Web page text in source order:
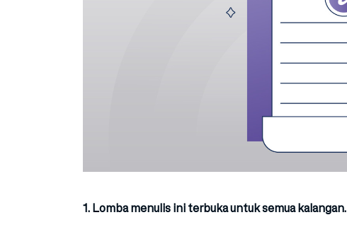
1. Lomba menulis ini terbuka untuk semua kalangan.